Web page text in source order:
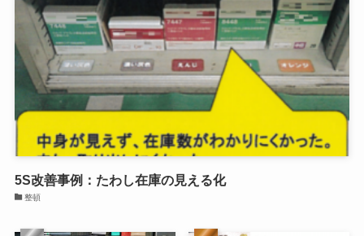
5S改善事例：たわし在庫の見える化
整頓